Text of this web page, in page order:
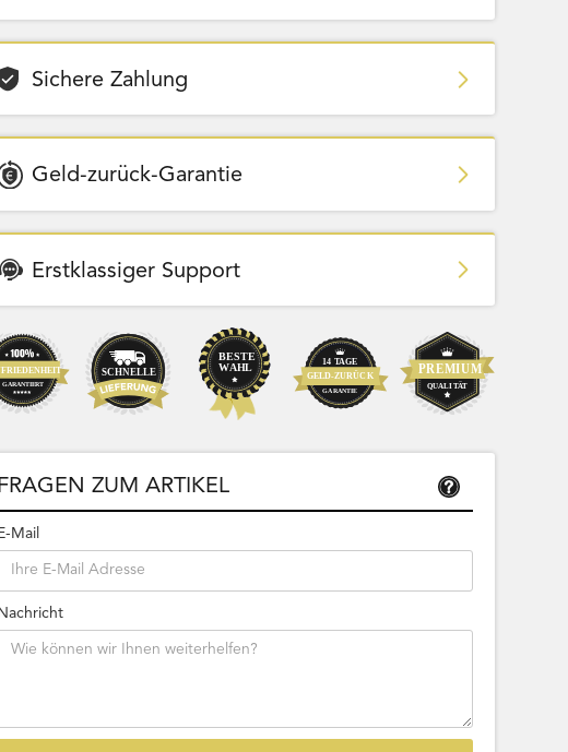
Team Bags
Bestseller
Sofort lieferbar
Sichere Zahlung
Geld-zurück-Garantie
Erstklassiger Support
FRAGEN ZUM ARTIKEL
E-Mail
Nachricht